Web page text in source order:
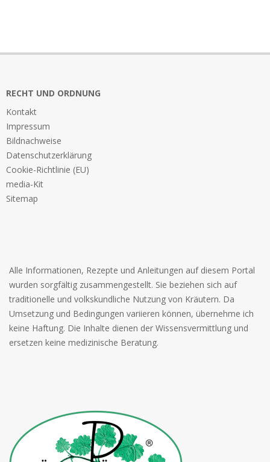
RECHT UND ORDNUNG
Kontakt
Impressum
Bildnachweise
Datenschutzerklärung
Cookie-Richtlinie (EU)
media-Kit
Sitemap
Alle Informationen, Rezepte und Anleitungen auf diesem Portal
wurden sorgfältig zusammengestellt. Sie beziehen sich auf
traditionelle und volkskundliche Nutzung von Kräutern. Da
Umsetzung und Bedingungen variieren können, übernehme ich
keine Haftung. Die Inhalte dienen der Wissensvermittlung und
ersetzen keine medizinische Beratung.